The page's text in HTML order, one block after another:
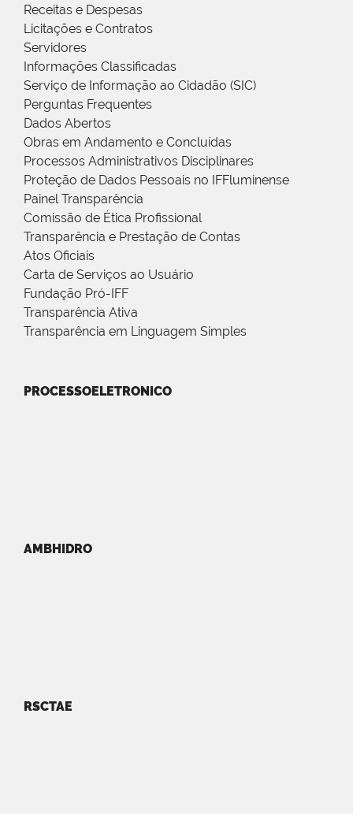
Receitas e Despesas
Licitações e Contratos
Servidores
Informações Classificadas
Serviço de Informação ao Cidadão (SIC)
Perguntas Frequentes
Dados Abertos
Obras em Andamento e Concluídas
Processos Administrativos Disciplinares
Proteção de Dados Pessoais no IFFluminense
Painel Transparência
Comissão de Ética Profissional
Transparência e Prestação de Contas
Atos Oficiais
Carta de Serviços ao Usuário
Fundação Pró-IFF
Transparência Ativa
Transparência em Linguagem Simples
PROCESSOELETRONICO
AMBHIDRO
RSCTAE